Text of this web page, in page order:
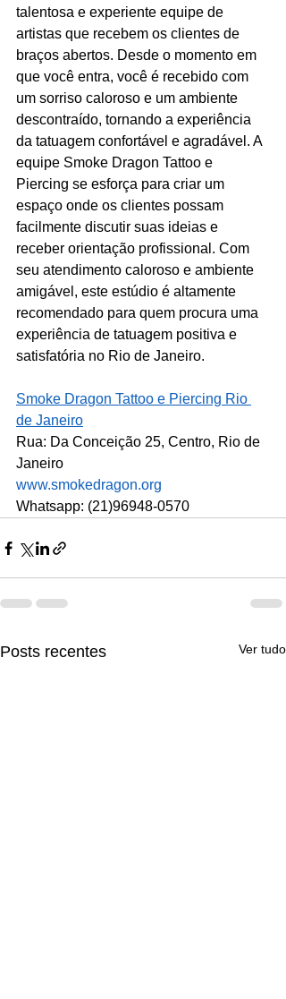
talentosa e experiente equipe de
artistas que recebem os clientes de
braços abertos. Desde o momento em
que você entra, você é recebido com
um sorriso caloroso e um ambiente
descontraído, tornando a experiência
da tatuagem confortável e agradável. A
equipe Smoke Dragon Tattoo e
Piercing se esforça para criar um
espaço onde os clientes possam
facilmente discutir suas ideias e
receber orientação profissional. Com
seu atendimento caloroso e ambiente
amigável, este estúdio é altamente
recomendado para quem procura uma
experiência de tatuagem positiva e
satisfatória no Rio de Janeiro.
Smoke Dragon Tattoo e Piercing Rio
de Janeiro
Rua: Da Conceição 25, Centro, Rio de
Janeiro
www.smokedragon.org
Whatsapp: (21)96948-0570
Posts recentes Ver tudo